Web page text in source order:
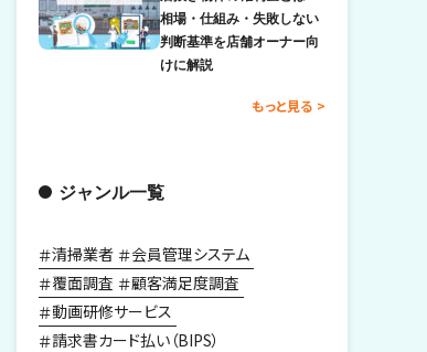
相場・仕組み・失敗しない
判断基準を店舗オーナー向
けに解説
もっと見る
ジャンル一覧
清掃業者
会員管理システム
覆面調査
顧客満足度調査
動画研修サービス
請求書カード払い（BIPS）